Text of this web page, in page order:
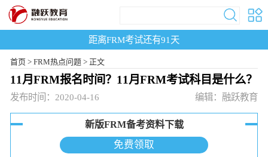
距离FRM考试还有91 天
首页> FRM热点问题 > 正文
11月FRM报名时间？11月FRM考试科目是什么？
发布时间：2020-04-16 编辑：融跃教育
新版FRM备考资料下载
免费领取